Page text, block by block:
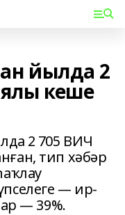
йылда 2
кеше
2 705 ВИЧ
тип хәбәр
— ир-
— 39%.